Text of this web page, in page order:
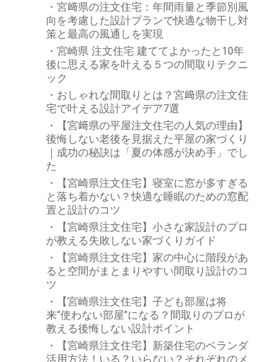
宮﨑県の注文住宅：年間雨量と季節別風
向を考慮した設計プランで快適な物干し対
策と最高の風通しを実現
宮崎県 注文住宅 建ててよかったと10年
後に思える家を叶える５つの間取りテクニ
ック
おしゃれな間取りとは？宮﨑県の注文住
宅で叶える設計アイデア7選
【宮﨑県の平屋注文住宅の人気の理由】
後悔しない老後を見据えた平屋の家づくり
｜成功の秘訣は「夏の体感が決め手」でし
た
【宮崎県注文住宅】寝室に窓が多すぎる
と落ち着かない？快適な睡眠のための窓配
置と設計のコツ
【宮崎県注文住宅】小さな家設計のプロ
が教える失敗しない家づくりガイド
【宮崎県注文住宅】家の中心に階段があ
ると空間がまとまりやすい間取り設計のコ
ツ
【宮崎県注文住宅】子ども部屋は将
来“使わない部屋”になる？間取りのプロが
教える後悔しない設計ポイント
【宮崎県注文住宅】新築住宅のベランダ
活用方法！いる？いらない？それぞれのメ